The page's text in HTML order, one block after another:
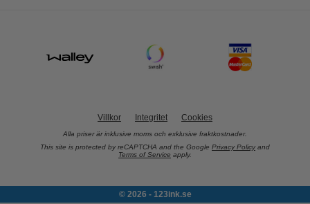
Villkor Integritet Cookies
Alla priser är inklusive moms och exklusive fraktkostnader.
This site is protected by reCAPTCHA and the Google Privacy Policy and
Terms of Service apply.
© 2026 - 123ink.se